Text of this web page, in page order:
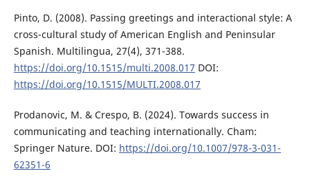
Pinto, D. (2008). Passing greetings and interactional style: A
cross-cultural study of American English and Peninsular
Spanish. Multilingua, 27(4), 371-388.
https://doi.org/10.1515/multi.2008.017 DOI:
https://doi.org/10.1515/MULTI.2008.017
Prodanovic, M. & Crespo, B. (2024). Towards success in
communicating and teaching internationally. Cham:
Springer Nature. DOI: https://doi.org/10.1007/978-3-031-
62351-6